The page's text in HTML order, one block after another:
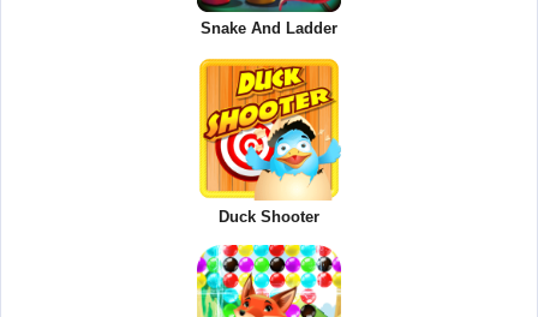
Snake And Ladder
Duck Shooter